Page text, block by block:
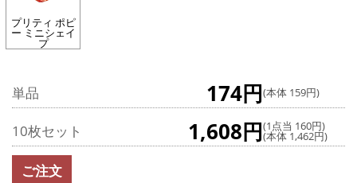
プリティ ポピ
ー ミニシェイ
プ
単品 174円(本体 159円)
10枚セット 1,608円(1点当 160円)
(本体 1,462円)
ご注文